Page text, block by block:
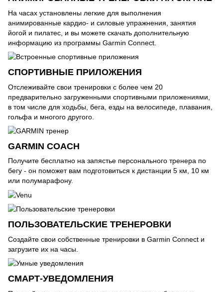
На часах установлены легкие для выполнения
анимированные кардио- и силовые упражнения, занятия
йогой и пилатес, и вы можете скачать дополнительную
информацию из программы Garmin Connect.
СПОРТИВНЫЕ ПРИЛОЖЕНИЯ
Отслеживайте свои тренировки с более чем 20
предварительно загруженными спортивными приложениями,
в том числе для ходьбы, бега, езды на велосипеде, плавания,
гольфа и многого другого.
GARMIN COACH
Получите бесплатно на запястье персонального тренера по
бегу - он поможет вам подготовиться к дистанции 5 км, 10 км
или полумарафону.
ПОЛЬЗОВАТЕЛЬСКИЕ ТРЕНЕРОВКИ
Создайте свои собственные тренировки в Garmin Connect и
загрузите их на часы.
СМАРТ-УВЕДОМЛЕНИЯ